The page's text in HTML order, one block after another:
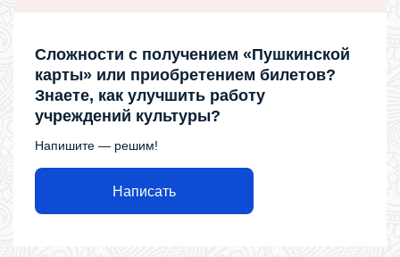
Сложности с получением «Пушкинской
карты» или приобретением билетов?
Знаете, как улучшить работу
учреждений культуры?
Напишите — решим!
Написать